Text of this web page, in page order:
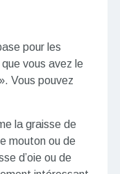
pour les
vous avez le
Vous pouvez
la graisse de
mouton ou de
d’oie ou de